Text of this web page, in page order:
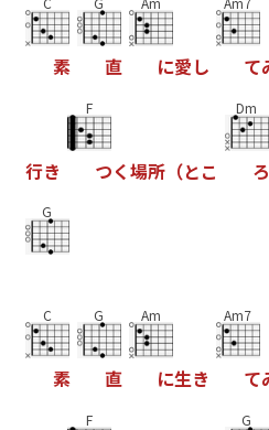
素 直 に愛し て
行き
F
つく場所（とこ
Dm
ろ
G
C
素
G
直
Am
に生き
Am7
て
F G